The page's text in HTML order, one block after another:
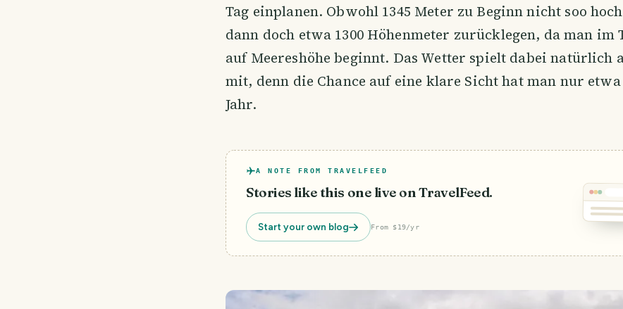
Tag einplanen. Obwohl 1345 Meter zu Beginn nicht soo
dann doch etwa 1300 Höhenmeter zurücklegen, da man im
auf Meereshöhe beginnt. Das Wetter spielt dabei natürlich
mit, denn die Chance auf eine klare Sicht hat man nur etwa
Jahr.
A NOTE FROM TRAVELFEED
Stories like this one live on TravelFeed.
Start your own blog From $19/yr